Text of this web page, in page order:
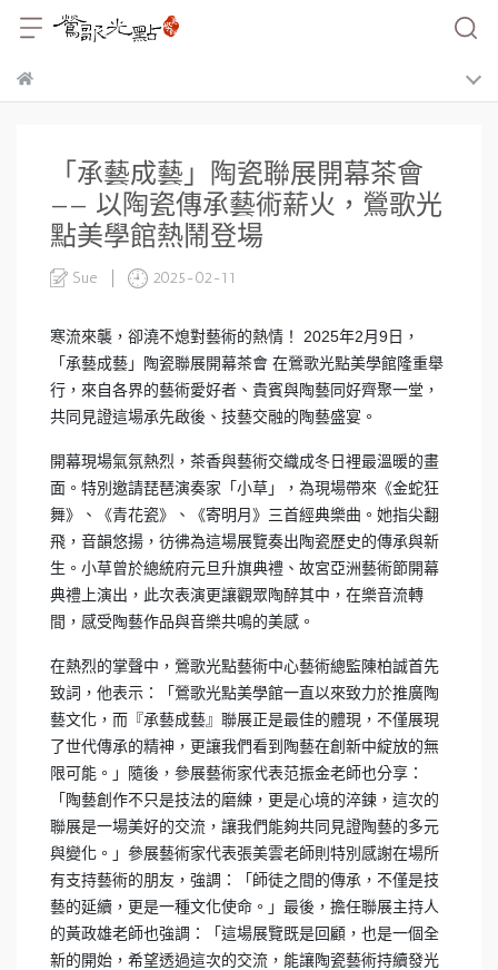
「承藝成藝」陶瓷聯展開幕茶會
—— 以陶瓷傳承藝術薪火，鶯歌光
點美學館熱鬧登場
Sue 2025-02-11
寒流來襲，卻澆不熄對藝術的熱情！ 2025年2月9日，
「承藝成藝」陶瓷聯展開幕茶會 在鶯歌光點美學館隆重舉
行，來自各界的藝術愛好者、貴賓與陶藝同好齊聚一堂，
共同見證這場承先啟後、技藝交融的陶藝盛宴。
開幕現場氣氛熱烈，茶香與藝術交織成冬日裡最溫暖的畫
面。特別邀請琵琶演奏家「小草」，為現場帶來《金蛇狂
舞》、《青花瓷》、《寄明月》三首經典樂曲。她指尖翻
飛，音韻悠揚，彷彿為這場展覽奏出陶瓷歷史的傳承與新
生。小草曾於總統府元旦升旗典禮、故宮亞洲藝術節開幕
典禮上演出，此次表演更讓觀眾陶醉其中，在樂音流轉
間，感受陶藝作品與音樂共鳴的美感。
在熱烈的掌聲中，鶯歌光點藝術中心藝術總監陳柏誠首先
致詞，他表示：「鶯歌光點美學館一直以來致力於推廣陶
藝文化，而『承藝成藝』聯展正是最佳的體現，不僅展現
了世代傳承的精神，更讓我們看到陶藝在創新中綻放的無
限可能。」隨後，參展藝術家代表范振金老師也分享：
「陶藝創作不只是技法的磨練，更是心境的淬鍊，這次的
聯展是一場美好的交流，讓我們能夠共同見證陶藝的多元
與變化。」參展藝術家代表張美雲老師則特別感謝在場所
有支持藝術的朋友，強調：「師徒之間的傳承，不僅是技
藝的延續，更是一種文化使命。」最後，擔任聯展主持人
的黃政雄老師也強調：「這場展覽既是回顧，也是一個全
新的開始，希望透過這次的交流，能讓陶瓷藝術持續發光